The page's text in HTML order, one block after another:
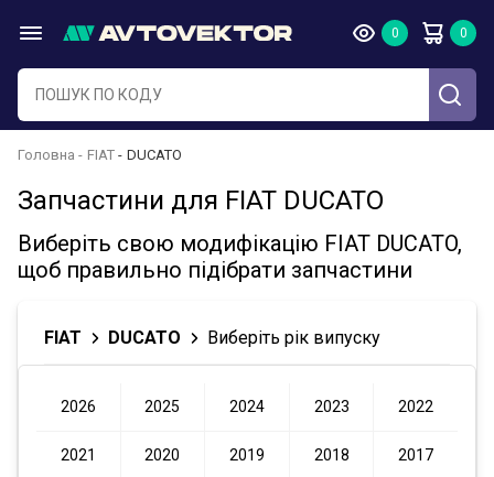
Головна FIAT DUCATO
Запчастини для FIAT DUCATO
Виберіть свою модифікацію FIAT DUCATO,
щоб правильно підібрати запчастини
FIAT DUCATO Виберіть рік випуску
2026 2025 2024 2023 2022
2021 2020 2019 2018 2017